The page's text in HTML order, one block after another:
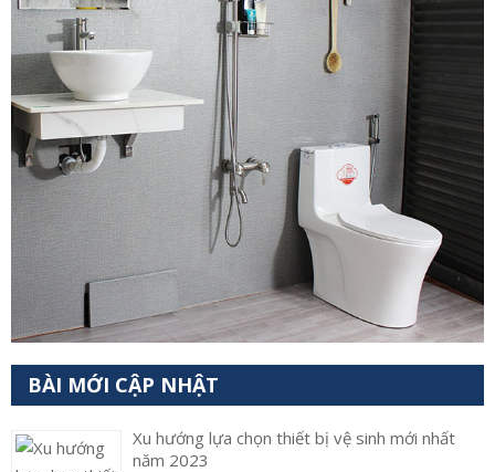
BÀI MỚI CẬP NHẬT
Xu hướng lựa chọn thiết bị vệ sinh mới nhất
năm 2023